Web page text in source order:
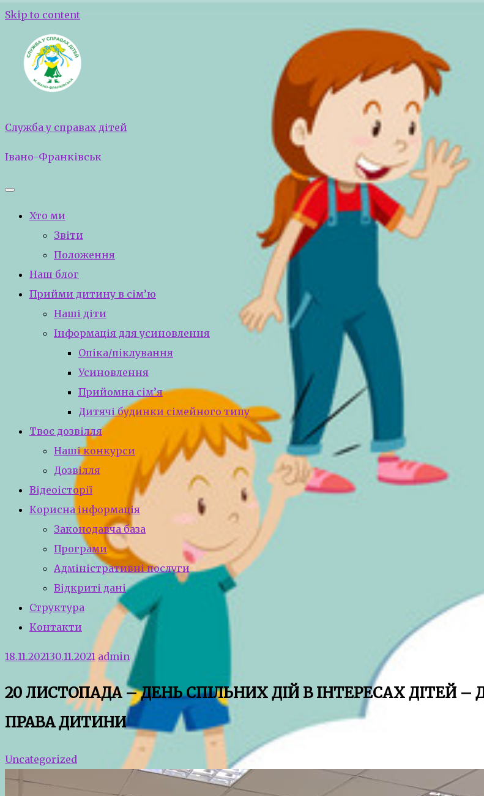
Skip to content
Служба у справах дітей
Івано-Франківськ
Хто ми
Звіти
Положення
Наш блог
Прийми дитину в сім’ю
Наші діти
Інформація для усиновлення
Опіка/піклування
Усиновлення
Прийомна сім’я
Дитячі будинки сімейного типу
Твоє дозвілля
Наші конкурси
Дозвілля
Відеоісторії
Корисна інформація
Законодавча база
Програми
Адміністративні послуги
Відкриті дані
Структура
Контакти
18.11.202130.11.2021 admin
20 ЛИСТОПАДА – ДЕНЬ СПІЛЬНИХ ДІЙ В ІНТЕРЕСАХ ДІТЕЙ
ПРАВА ДИТИНИ
Uncategorized